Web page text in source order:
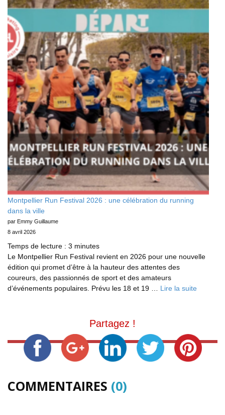
Montpellier Run Festival 2026 : une célébration du running
dans la ville
par Emmy Guillaume
8 avril 2026
Temps de lecture : 3 minutes
Le Montpellier Run Festival revient en 2026 pour une nouvelle
édition qui promet d’être à la hauteur des attentes des
coureurs, des passionnés de sport et des amateurs
d’événements populaires. Prévu les 18 et 19 … Lire la suite
Partagez !
COMMENTAIRES (0)